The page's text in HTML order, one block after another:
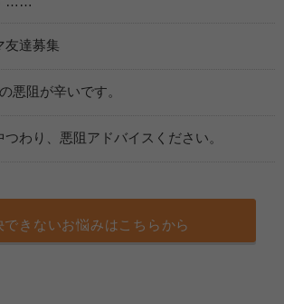
友達募集
悪阻が辛いです。
つわり、悪阻アドバイスください。
できないお悩みはこちらから